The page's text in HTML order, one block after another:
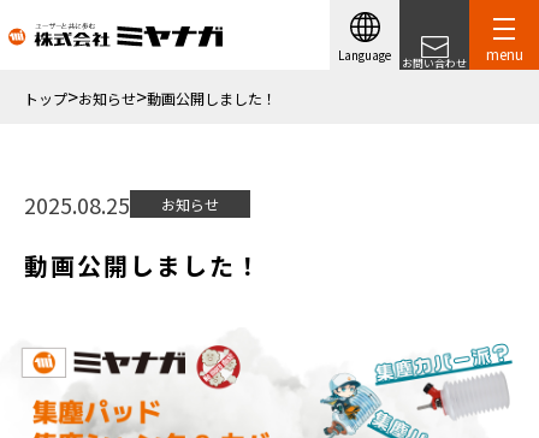
Language お問い合わせ
トップ お知らせ 動画公開しました！
2025.08.25 お知らせ
動画公開しました！
menu